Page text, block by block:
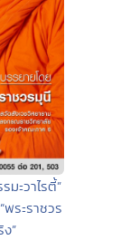
ะวาไรตี้”
ระราชวร
”